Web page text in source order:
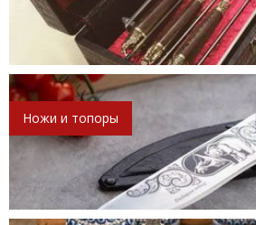
Ножи и топоры